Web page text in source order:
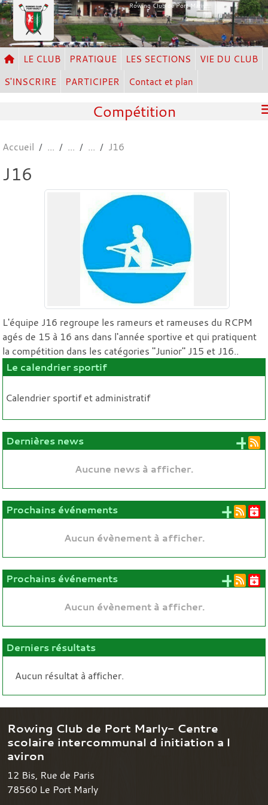
Rowing Club de Port Marly
LE CLUB PRATIQUE LES SECTIONS
VIE DU CLUB
S'INSCRIRE
PARTICIPER Contact et plan
Compétition
Accueil J16
J16
L'équipe J16 regroupe les rameurs et rameuses du RCPM
agés de 15 à 16 ans dans l'année sportive et qui pratiquent
la compétition dans les catégories "Junior" J15 et J16..
Le calendrier sportif
Calendrier sportif et administratif
Dernières news
Aucune news à afficher.
+
Prochains événements
Aucun évènement à afficher.
+
Prochains événements
Aucun évènement à afficher.
+
Derniers résultats
Aucun résultat à afficher.
Rowing Club de Port Marly- Centre
scolaire intercommunal d initiation a l
aviron
12 Bis, Rue de Paris
78560 Le Port Marly
Panneau de gestion des cookies